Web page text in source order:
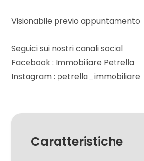
Visionabile previo appuntamento
Seguici sui nostri canali social
Facebook : Immobiliare Petrella
Instagram : petrella_immobiliare
Caratteristiche
Locali